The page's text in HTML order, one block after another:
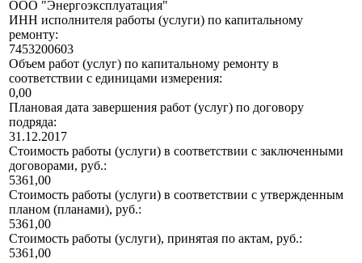
ООО "Энергоэксплуатация"
ИНН исполнителя работы (услуги) по капитальному
ремонту:
7453200603
Объем работ (услуг) по капитальному ремонту в
соответствии с единицами измерения:
0,00
Плановая дата завершения работ (услуг) по договору
подряда:
31.12.2017
Стоимость работы (услуги) в соответствии с заключенными
договорами, руб.:
5361,00
Стоимость работы (услуги) в соответствии с утвержденным
планом (планами), руб.:
5361,00
Стоимость работы (услуги), принятая по актам, руб.:
5361,00